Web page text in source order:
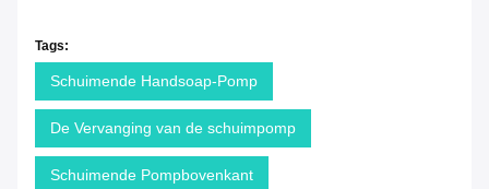
Tags:
Schuimende Handsoap-Pomp
De Vervanging van de schuimpomp
Schuimende Pompbovenkant